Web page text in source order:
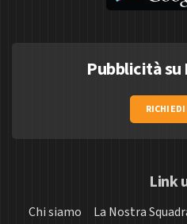
Pubblicità su
Link
Chi siamo La Nostra